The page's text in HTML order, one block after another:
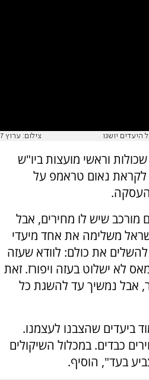
יושגו צילום: ערוץ 7
וראשי מועצות ביו"ש
7 בכנסת לקראת נאום טראמפ על
העסקה.
מורכב שיש לו מחירים, אבל
משלימה את אחד מיעדי
את כולם: לוודא שעזה
לא ישלוט בעזה ויפורז. זאת
אבל נמשיך עד להשגת כל
ביעדים שהצבנו לעצמנו.
כבדים. במכלול השיקולים
בעד", הוסיף.